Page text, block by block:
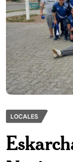
LOCALES